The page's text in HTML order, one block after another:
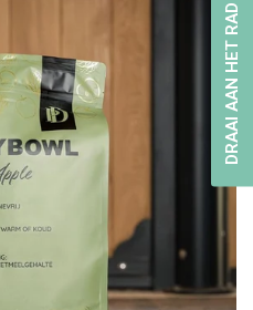
DRAAI AAN HET RAD